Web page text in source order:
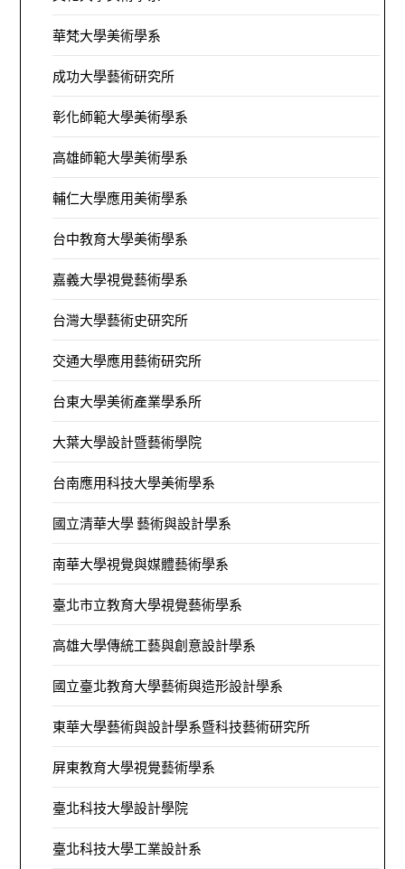
華梵大學美術學系
成功大學藝術研究所
彰化師範大學美術學系
高雄師範大學美術學系
輔仁大學應用美術學系
台中教育大學美術學系
嘉義大學視覺藝術學系
台灣大學藝術史研究所
交通大學應用藝術研究所
台東大學美術產業學系所
大葉大學設計暨藝術學院
台南應用科技大學美術學系
國立清華大學 藝術與設計學系
南華大學視覺與媒體藝術學系
臺北市立教育大學視覺藝術學系
高雄大學傳統工藝與創意設計學系
國立臺北教育大學藝術與造形設計學系
東華大學藝術與設計學系暨科技藝術研究所
屏東教育大學視覺藝術學系
臺北科技大學設計學院
臺北科技大學工業設計系